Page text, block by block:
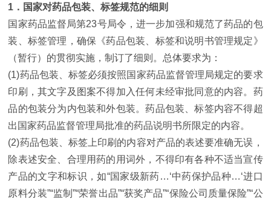
1．国家对药品包装、标签规范的细则
国家药品监督局第23号局令，进一步加强和规范了药品的包
装、标签管理，确保《药品包装、标签和说明书管理规定》
（暂行）的贯彻实施，制订了细则。总体要求为：
(1)药品包装、标签必须按照国家药品监督管理局规定的要求
印刷，其文字及图案不得加入任何未经审批同意的内容。药
品的包装分为内包装和外包装。药品包装、标签内容不得超
出国家药品监督管理局批准的药品说明书所限定的内容。
(2)药品包装、标签上印刷的内容对产品的表述要准确无误，
除表述安全、合理用药的用词外，不得印有各种不适当宣传
产品的文字和标识，如“国家级新药…‘中药保护品种…‘进口
原料分装”“监制”“荣誉出品”“获奖产品”“保险公司质量保险”“公